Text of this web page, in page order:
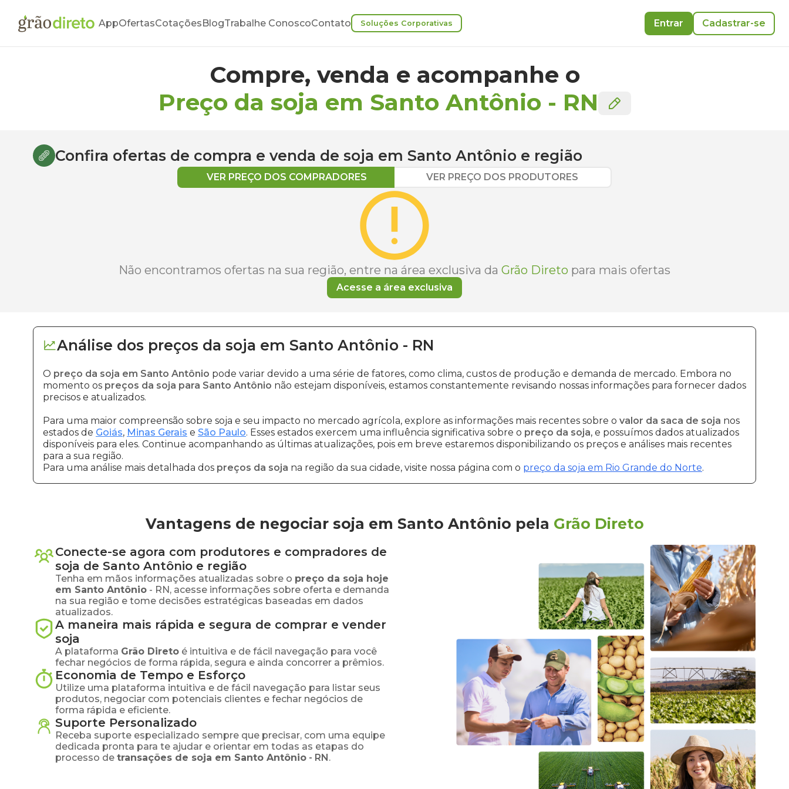
AppOfertasCotaçõesBlogTrabalhe ConoscoContato Soluções Corporativas Entrar Cadastrar-se
Compre, venda e acompanhe o
Preço da soja em Santo Antônio - RN
Confira ofertas de compra e venda de soja em Santo Antônio e região
VER PREÇO DOS COMPRADORES VER PREÇO DOS PRODUTORES
Não encontramos ofertas na sua região, entre na área exclusiva da Grão Direto para mais ofertas
Acesse a área exclusiva
Análise dos preços da soja em Santo Antônio - RN
O preço da soja em Santo Antônio pode variar devido a uma série de fatores, como clima, custos de produção e demanda de mercado. Embora no
momento os preços da soja para Santo Antônio não estejam disponíveis, estamos constantemente revisando nossas informações para fornecer dados
precisos e atualizados.
Para uma maior compreensão sobre soja e seu impacto no mercado agrícola, explore as informações mais recentes sobre o valor da saca de soja nos
estados de Goiás, Minas Gerais e São Paulo. Esses estados exercem uma influência significativa sobre o preço da soja, e possuímos dados atualizados
disponíveis para eles. Continue acompanhando as últimas atualizações, pois em breve estaremos disponibilizando os preços e análises mais recentes
para a sua região.
Para uma análise mais detalhada dos preços da soja na região da sua cidade, visite nossa página com o preço da soja em Rio Grande do Norte.
Vantagens de negociar soja em Santo Antônio pela Grão Direto
Conecte-se agora com produtores e compradores de
soja de Santo Antônio e região
Tenha em mãos informações atualizadas sobre o preço da soja hoje
em Santo Antônio - RN, acesse informações sobre oferta e demanda
na sua região e tome decisões estratégicas baseadas em dados
atualizados.
A maneira mais rápida e segura de comprar e vender
soja
A plataforma Grão Direto é intuitiva e de fácil navegação para você
fechar negócios de forma rápida, segura e ainda concorrer a prêmios.
Economia de Tempo e Esforço
Utilize uma plataforma intuitiva e de fácil navegação para listar seus
produtos, negociar com potenciais clientes e fechar negócios de
forma rápida e eficiente.
Suporte Personalizado
Receba suporte especializado sempre que precisar, com uma equipe
dedicada pronta para te ajudar e orientar em todas as etapas do
processo de transações de soja em Santo Antônio - RN.